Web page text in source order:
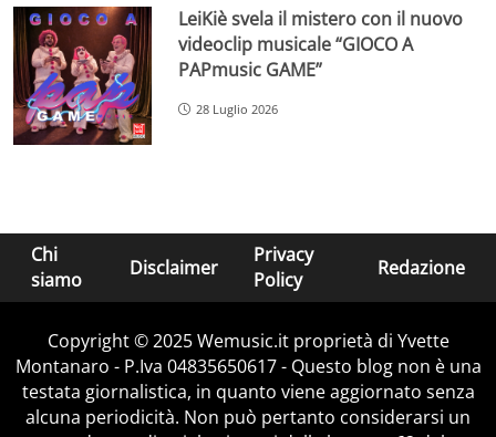
LeiKiè svela il mistero con il nuovo
videoclip musicale “GIOCO A
PAPmusic GAME”
28 Luglio 2026
Chi
siamo
Disclaimer
Privacy
Policy
Redazione
Copyright © 2025 Wemusic.it proprietà di Yvette
Montanaro - P.Iva 04835650617 - Questo blog non è una
testata giornalistica, in quanto viene aggiornato senza
alcuna periodicità. Non può pertanto considerarsi un